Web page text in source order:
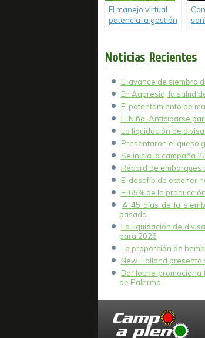
El manejo virtual
potencia la gestión
Noticias Recientes
El avance de siembra
En Aapresid, la salud
El patentamiento de
El Niño: Anticiparse
La liquidación de
Presentaron el queso
Se inicia la campaña
Récord de
El desafío de obtener
El 65% de la
A 45 días de la
pasado
La liquidación de
para 2026
La proporción de
New Holland presenta
Bariloche promociona
de Palermo